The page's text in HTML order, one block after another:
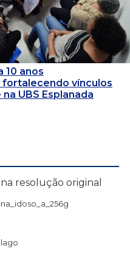
10 anos
vínculos
UBS Esplanada
resolução original